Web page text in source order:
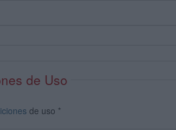
de Uso
de uso *